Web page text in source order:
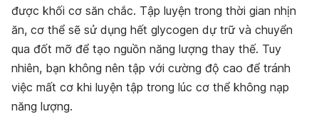
được khối cơ săn chắc. Tập luyện trong thời gian nhịn
ăn, cơ thể sẽ sử dụng hết glycogen dự trữ và chuyển
qua đốt mỡ để tạo nguồn năng lượng thay thế. Tuy
nhiên, bạn không nên tập với cường độ cao để tránh
việc mất cơ khi luyện tập trong lúc cơ thể không nạp
năng lượng.